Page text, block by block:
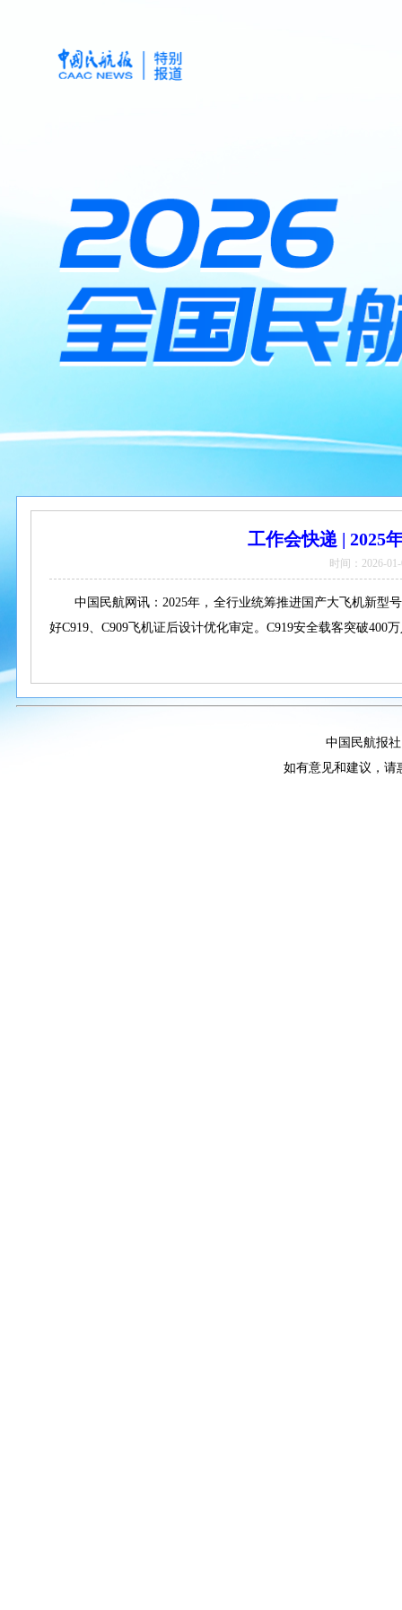
工作会快递 | 2025
时间：2026-
中国民航网讯：2025年，全行业统筹推进国产大飞机新型
好C919、C909飞机证后设计优化审定。C919安全载客突破400
中国民航报
如有意见和建议，请